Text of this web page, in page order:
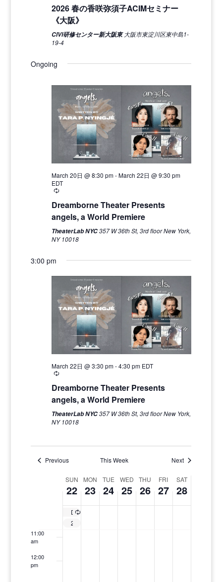
2026 春の香咲弥須子ACIMセミナー
《大阪》
CIVI研修センター新大阪東大阪市東淀川区東中島1-
19-4
Ongoing
March 20日 @ 8:30 pm-March 22日 @ 9:30 pm
EDT
Recurring
Dreamborne Theater Presents
angels, a World Premiere
TheaterLab NYC357 W 36th St, 3rd floor New York,
NY 10018
3:00 pm
March 22日 @ 3:30 pm-4:30 pm EDT
Recurring
Dreamborne Theater Presents
angels, a World Premiere
TheaterLab NYC357 W 36th St, 3rd floor New York,
NY 10018
Previous This Week Next
Events
SUN
22
MON
23
TUE
24
WED
25
THU
26
FRI
27
SAT
28
Dreamborne Theater Presents angels, a World Premiere
Recurring
4:00 am
6:00 am
8:00 am
11:00
am
12:00
pm
Sunday,
March
22,
2026
Monday,
March
23,
2026
No
events
on
this
day.
Tuesday,
March
24,
2026
No
events
on
this
day.
Wednesday,
March
25,
2026
events
this
Thursday,
March
26,
2026
No
events
on
this
day.
Friday,
March
27,
2026
No
events
on
this
day.
Saturday,
March
28,
2026
events
on
this
day.